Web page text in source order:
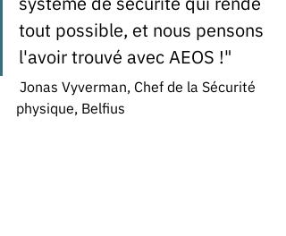
tout possible, et nous pensons
l'avoir trouvé avec AEOS !"
physique, Belfius